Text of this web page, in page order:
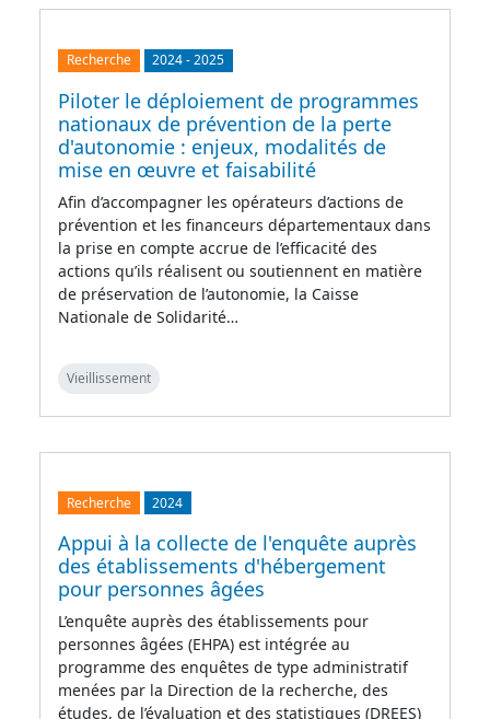
Recherche 2024-2025
Piloter le déploiement de programmes
nationaux de prévention de la perte
d'autonomie : enjeux, modalités de
mise en œuvre et faisabilité
Afin d’accompagner les opérateurs d’actions de
prévention et les financeurs départementaux dans
la prise en compte accrue de l’efficacité des
actions qu’ils réalisent ou soutiennent en matière
de préservation de l’autonomie, la Caisse
Nationale de Solidarité…
Vieillissement
Recherche 2024
Appui à la collecte de l'enquête auprès
des établissements d'hébergement
pour personnes âgées
L’enquête auprès des établissements pour
personnes âgées (EHPA) est intégrée au
programme des enquêtes de type administratif
menées par la Direction de la recherche, des
études, de l’évaluation et des statistiques (DREES)